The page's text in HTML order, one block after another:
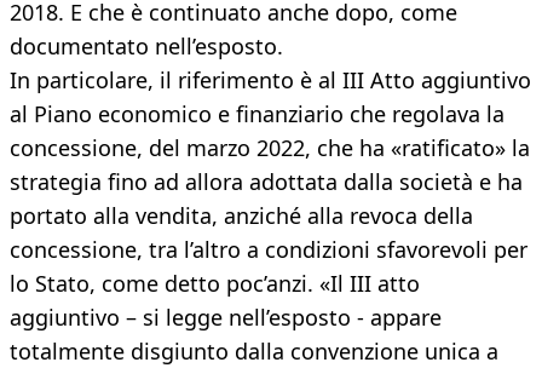
2018. E che è continuato anche dopo, come
documentato nell’esposto.
In particolare, il riferimento è al III Atto aggiuntivo
al Piano economico e finanziario che regolava la
concessione, del marzo 2022, che ha «ratificato» la
strategia fino ad allora adottata dalla società e ha
portato alla vendita, anziché alla revoca della
concessione, tra l’altro a condizioni sfavorevoli per
lo Stato, come detto poc’anzi. «Il III atto
aggiuntivo – si legge nell’esposto - appare
totalmente disgiunto dalla convenzione unica a